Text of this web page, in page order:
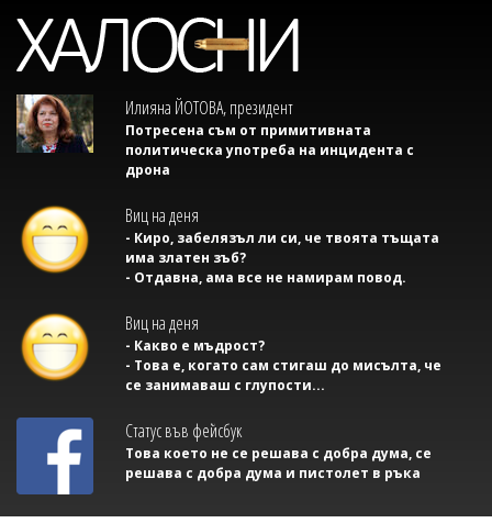
Илияна ЙОТОВА, президент
Потресена съм от примитивната
политическа употреба на инцидента с
дрона
Виц на деня
- Киро, забелязъл ли си, че твоята тъщата
има златен зъб?
- Отдавна, ама все не намирам повод.
Виц на деня
- Какво е мъдрост?
- Това е, когато сам стигаш до мисълта, че
се занимаваш с глупости...
Статус във фейсбук
Това което не се решава с добра дума, се
решава с добра дума и пистолет в ръка